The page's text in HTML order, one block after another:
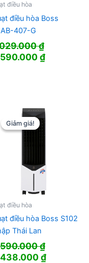
điều hòa
điều hòa Boss
407-G
₫
₫Giá
Giảm giá!
Giảm giá!
điều hòa
điều hòa Boss S102
Thái Lan
₫
₫Giá